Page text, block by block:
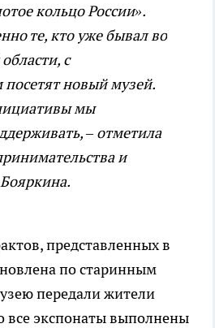
кольцо России».
те, кто уже бывал во
с
посетят новый музей.
мы
– отметила
и
представленных в
по старинным
передали жители
все экспонаты выполнены